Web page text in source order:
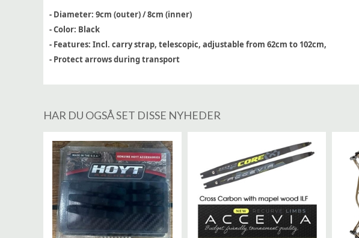
- Diameter: 9cm (outer) / 8cm (inner)
- Color: Black
- Features: Incl. carry strap, telescopic, adjustable from 62cm to 102cm,
- Protect arrows during transport
HAR DU OGSÅ SET DISSE NYHEDER